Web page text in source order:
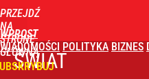
PRZEJDŹ
NA
STRONĘ
GŁÓWNĄ
WPROST
WIADOMOŚCI POLITYKA BIZNES
ŚWIAT